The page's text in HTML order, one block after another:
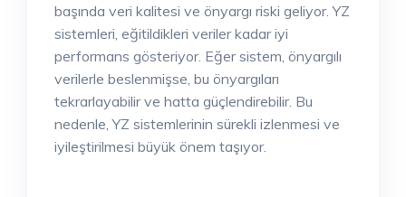
başında veri kalitesi ve önyargı riski geliyor. YZ
sistemleri, eğitildikleri veriler kadar iyi
performans gösteriyor. Eğer sistem, önyargılı
verilerle beslenmişse, bu önyargıları
tekrarlayabilir ve hatta güçlendirebilir. Bu
nedenle, YZ sistemlerinin sürekli izlenmesi ve
iyileştirilmesi büyük önem taşıyor.